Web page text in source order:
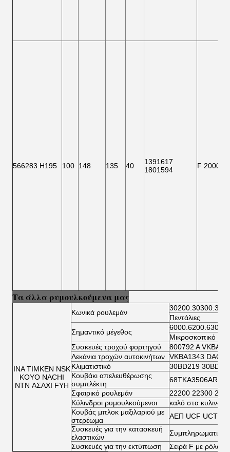
566283.H195 100 148 135 40
1391617
1801594
F 200007
Τα άλλα ρυμουλκούμενα μας
ΙΝΑ ΤΙΜΚΕΝ NSK
KOYO NACHI
NTN ΑΣΑΧΙ FYH
Κωνικά ρουλεμάν
Πεντάλιες
Σημαντικό μέγεθος
Μικροσκοπικό
Συσκευές τροχού φορτηγού
800792 Α VKBA
Λεκάνια τροχών αυτοκινήτων VKBA1343
Κλιματιστικό
30BD219
Κουβάκι απελευθέρωσης
συμπλέκτη
68TKA3506AR
Σφαιρικό ρουλεμάν
22200 22300
Κύλινδροι ρυμουλκούμενοι
καλό στα
Κουβάς μπλοκ μαξιλαριού με
στερέωμα
ΑΕΠ UCF UCT
Συσκευές για την κατασκευή
ελαστικών
Συσκευές για την εκτύπωση
Σειρά F με ρόλο